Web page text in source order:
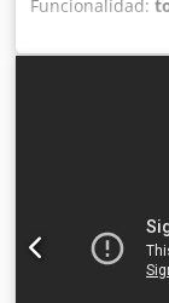
Funcionalidad:
PRODUCCIÓN
FRUTA – USO
ampliar sus
necesidades.
una producción
deshidratada: